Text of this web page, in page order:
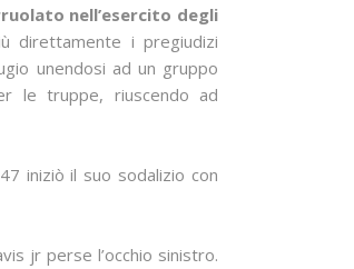
nell’esercito degli
direttamente i pregiudizi
unendosi ad un gruppo
le truppe, riuscendo ad
iniziò il suo sodalizio con
jr perse l’occhio sinistro.